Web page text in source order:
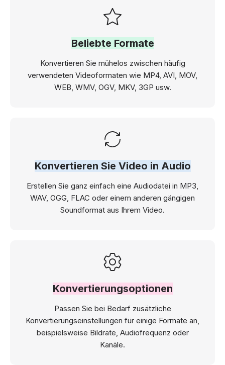
Beliebte Formate
Konvertieren Sie mühelos zwischen häufig
verwendeten Videoformaten wie MP4, AVI, MOV,
WEB, WMV, OGV, MKV, 3GP usw.
Konvertieren Sie Video in Audio
Erstellen Sie ganz einfach eine Audiodatei in MP3,
WAV, OGG, FLAC oder einem anderen gängigen
Soundformat aus Ihrem Video.
Konvertierungsoptionen
Passen Sie bei Bedarf zusätzliche
Konvertierungseinstellungen für einige Formate an,
beispielsweise Bildrate, Audiofrequenz oder
Kanäle.